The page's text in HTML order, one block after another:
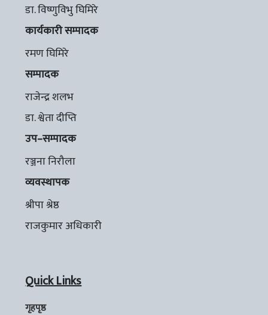
डा. विष्णुविभु घिमिरे
कार्यकारी सम्पादक
रमण घिमिरे
सम्पादक
राजेन्द्र शलभ
डा. श्वेता दीप्ति
उप–सम्पादक
रञ्जना निरौला
व्यवस्थापक
श्रीपा श्रेष्ठ
राजकुमार अधिकारी
Quick Links
गृहपृष्ठ